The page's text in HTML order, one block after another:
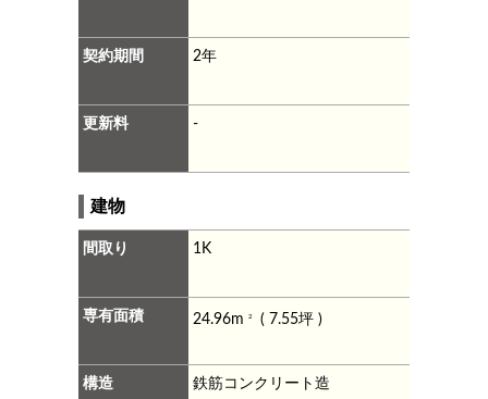
契約期間 2年
更新料 -
建物
間取り 1K
専有面積 24.96m2 ( 7.55坪 )
構造 鉄筋コンクリート造